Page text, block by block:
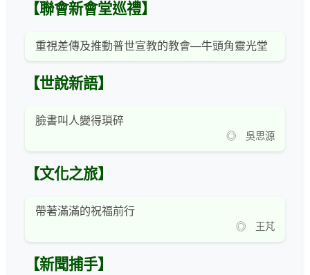
【聯會新會堂巡禮】
重視差傳及推動普世宣教的教會—牛頭角靈光堂
【世說新語】
臉書叫人變得瑣碎
◎ 吳思源
【文化之旅】
帶著滿滿的祝福前行
◎ 王芃
【新聞捕手】